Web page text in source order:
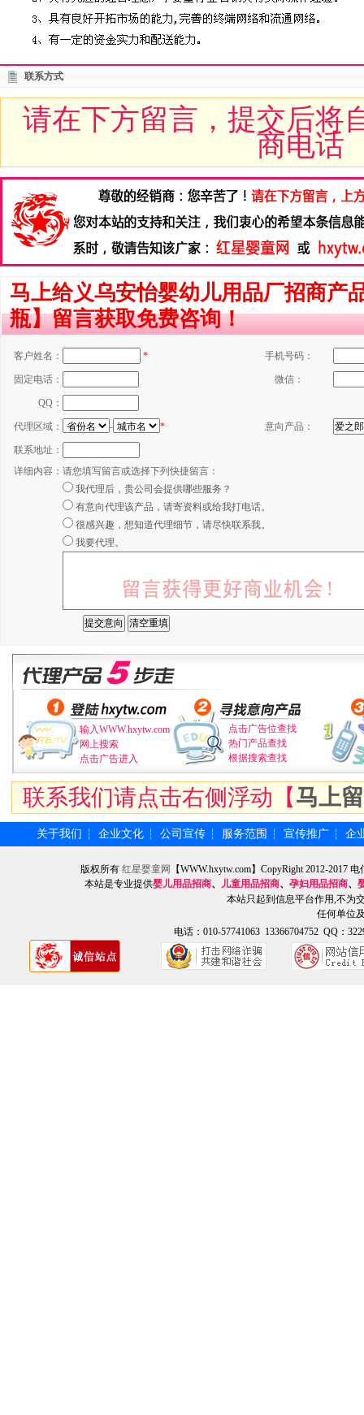
联系方式
请在下方留言，提交后将
商电话
马上给义乌安怡婴幼儿用品厂招商产
瓶】留言获取免费咨询！
客户姓名： * 手机号码：
固定电话： 微信：
QQ：
代理区域： - * 意向产品：
联系地址：
详细内容： 请您填写留言或选择下列快捷留言：
我代理后，贵公司会提供哪些服务？
有意向代理该产品，请寄资料或给我打电话。
很感兴趣，想知道代理细节，请尽快联系我。
我要代理。
输入WWW.hxytw.com
网上搜索
点击广告进入
点击广告位查找
热门产品查找
根据搜索查找
联系我们请点击右侧浮动【马上
关于我们 ┆ 企业文化 ┆ 公司宣传 ┆ 服务范围 ┆ 宣传推广 ┆ 企
版权所有 红星婴童网
【WWW.hxytw.com】CopyRight 2012-2017
本站是专业提供婴儿用品招商、 儿童用品招商、 孕妇用品招商、
本站只起到信息平台作用,不为
任何单位
电话：010-57741063 13366704752 QQ：